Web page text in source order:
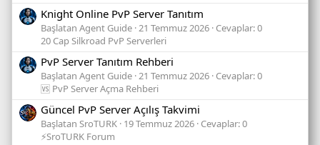
Knight Online PvP Server Tanıtım
Başlatan Agent Guide 21 Temmuz 2026 Cevaplar: 0
20 Cap Silkroad PvP Serverleri
PvP Server Tanıtım Rehberi
Başlatan Agent Guide 21 Temmuz 2026 Cevaplar: 0
🆚 PvP Server Açma Rehberi
Güncel PvP Server Açılış Takvimi
Başlatan SroTURK 19 Temmuz 2026 Cevaplar: 0
⚡SroTURK Forum